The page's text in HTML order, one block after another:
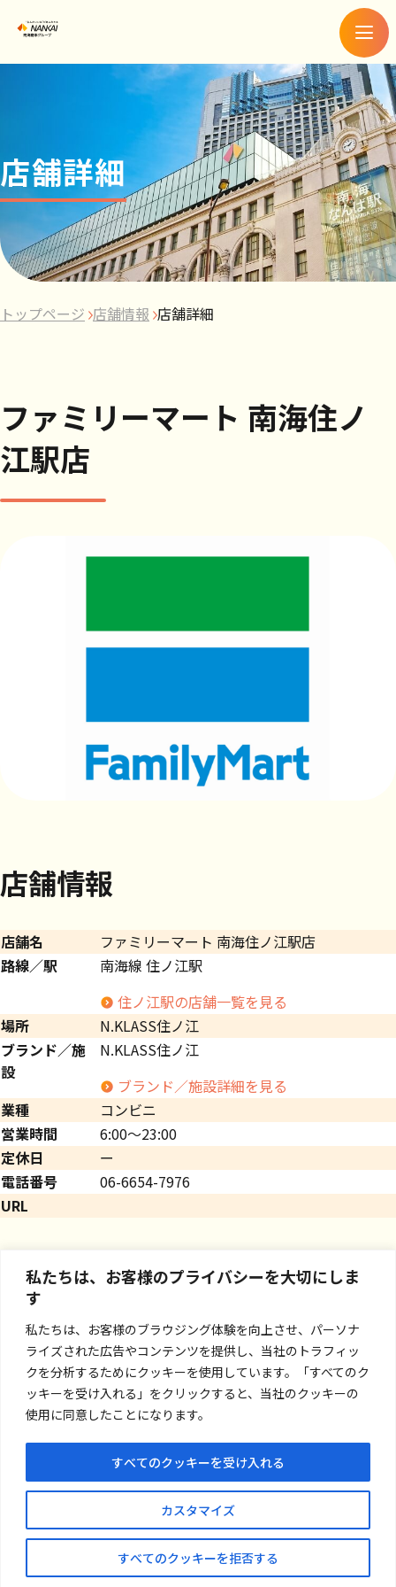
私たちは、お客様のプライバシーを大切にしま
す
私たちは、お客様のブラウジング体験を向上させ、パーソナ
ライズされた広告やコンテンツを提供し、当社のトラフィッ
クを分析するためにクッキーを使用しています。「すべてのク
ッキーを受け入れる」をクリックすると、当社のクッキーの
使用に同意したことになります。
カスタマイズ
すべてのクッキーを拒否する
すべてのクッキーを受け入れる
メ
ニ
ュ
ー
店舗詳細
トップページ 店舗情報 店舗詳細
ファミリーマート 南海住ノ
江駅店
店舗情報
店舗名
ファミリーマート 南海住ノ江駅店
路線／駅
南海線 住ノ江駅
住ノ江駅の店舗一覧を見る
場所
N.KLASS住ノ江
ブランド／施
設
N.KLASS住ノ江
ブランド／施設詳細を見る
業種
コンビニ
営業時間
6:00～23:00
定休日
ー
電話番号
06-6654-7976
URL
お問い合わせ
プライバシーポリシー
© Nankaishoji Co.,Ltd.